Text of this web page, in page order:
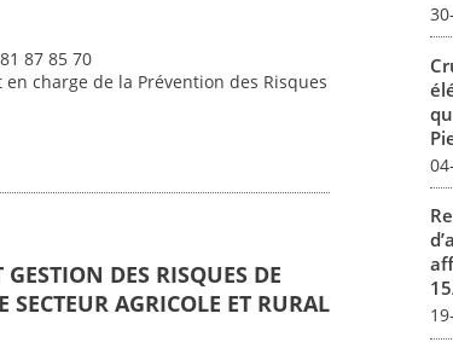
87 85 70
charge de la Prévention des Risques
DES RISQUES DE
SECTEUR AGRICOLE ET RURAL